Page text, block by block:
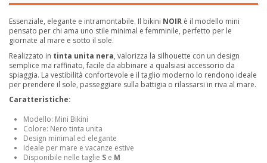
Essenziale, elegante e intramontabile. Il bikini NOIR è il modello mini
pensato per chi ama uno stile minimal e femminile, perfetto per le
giornate al mare e sotto il sole.
Realizzato in tinta unita nera, valorizza la silhouette con un design
semplice ma raffinato, facile da abbinare a qualsiasi accessorio da
spiaggia. La vestibilità confortevole e il taglio moderno lo rendono ideale
per prendere il sole, passeggiare sulla battigia o rilassarsi in riva al mare.
Caratteristiche:
Modello: Mini Bikini
Colore: Nero tinta unita
Design minimal ed elegante
Ideale per mare e vacanze estive
Disponibile nelle taglie S e M